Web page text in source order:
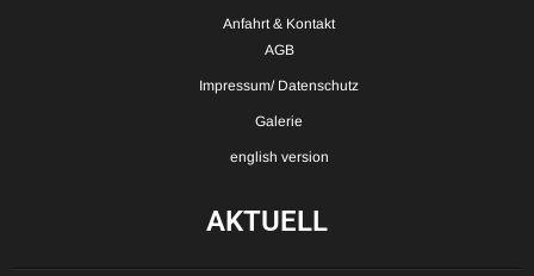
Anfahrt & Kontakt
AGB
Impressum/ Datenschutz
Galerie
english version
AKTUELL